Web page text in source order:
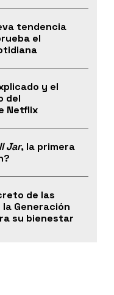
tendencia
el
y el
del
Netflix
Jar, la primera
de las
Generación
su bienestar